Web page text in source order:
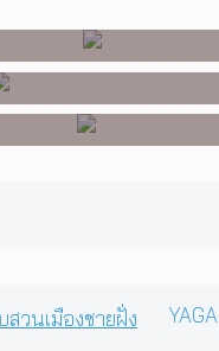
าวของวัยรุ่นน
ของ Tommy